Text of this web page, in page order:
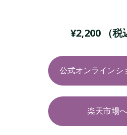
¥2,200 （税
公式オンラインシ
楽天市場へ